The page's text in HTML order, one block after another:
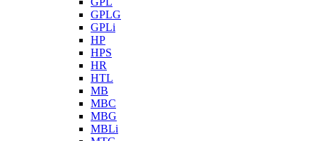
GPLG
GPLi
HP
HPS
HR
HTL
MB
MBC
MBG
MBLi